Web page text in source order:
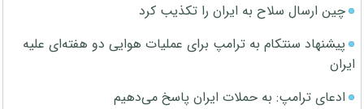
چین ارسال سلاح به ایران را تکذیب کرد
پیشنهاد سنتکام به ترامپ برای عملیات هوایی دو هفته‌ای علیه
ایران
ادعای ترامپ: به حملات ایران پاسخ می‌دهیم